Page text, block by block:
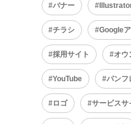
バナー
チラシ Google
採用サイト オウ
YouTube パンフ
ロゴ サービスサ